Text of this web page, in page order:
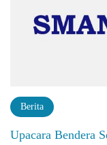
Berita
Upacara Bendera